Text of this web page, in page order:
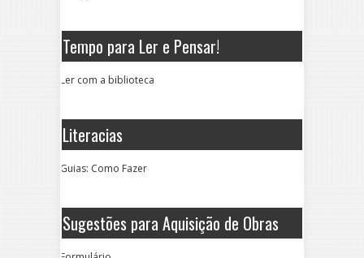
Tempo para Ler e Pensar!
Ler com a biblioteca
Literacias
Guias: Como Fazer
Sugestões para Aquisição de Obras